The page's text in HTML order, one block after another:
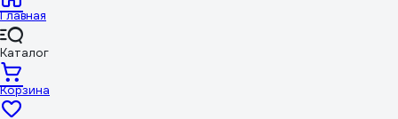
Главная
Каталог
Корзина